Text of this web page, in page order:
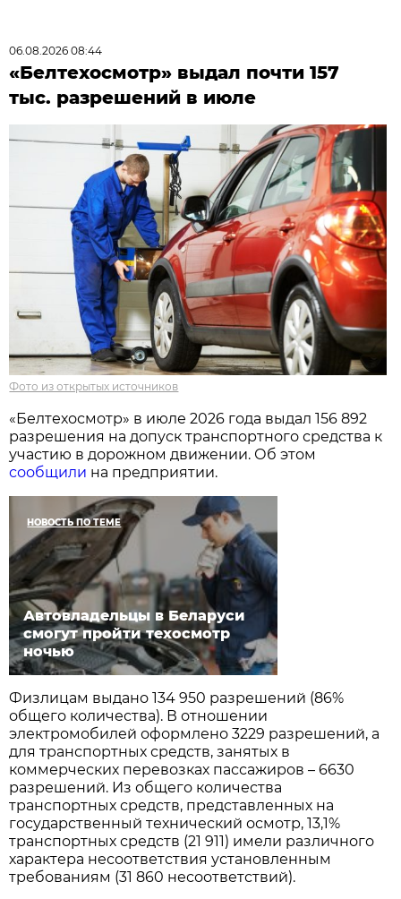
06.08.2026 08:44
«Белтехосмотр» выдал почти 157
тыс. разрешений в июле
Фото из открытых источников
«Белтехосмотр» в июле 2026 года выдал 156 892
разрешения на допуск транспортного средства к
участию в дорожном движении. Об этом
сообщили на предприятии.
НОВОСТЬ ПО ТЕМЕ
Автовладельцы в Беларуси
смогут пройти техосмотр
ночью
Физлицам выдано 134 950 разрешений (86%
общего количества). В отношении
электромобилей оформлено 3229 разрешений, а
для транспортных средств, занятых в
коммерческих перевозках пассажиров – 6630
разрешений. Из общего количества
транспортных средств, представленных на
государственный технический осмотр, 13,1%
транспортных средств (21 911) имели различного
характера несоответствия установленным
требованиям (31 860 несоответствий).